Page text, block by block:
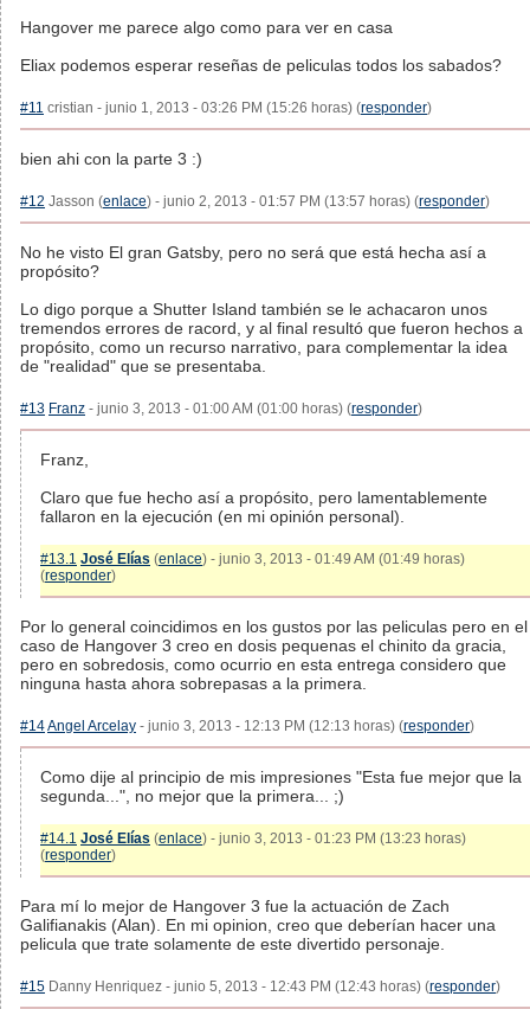
Hangover me parece algo como para ver en casa
Eliax podemos esperar reseñas de peliculas todos los sabados?
#11 cristian - junio 1, 2013 - 03:26 PM (15:26 horas) (responder)
bien ahi con la parte 3 :)
#12 Jasson (enlace) - junio 2, 2013 - 01:57 PM (13:57 horas) (responder)
No he visto El gran Gatsby, pero no será que está hecha así a
propósito?
Lo digo porque a Shutter Island también se le achacaron unos
tremendos errores de racord, y al final resultó que fueron hechos a
propósito, como un recurso narrativo, para complementar la idea
de "realidad" que se presentaba.
#13 Franz - junio 3, 2013 - 01:00 AM (01:00 horas) (responder)
Franz,
Claro que fue hecho así a propósito, pero lamentablemente
fallaron en la ejecución (en mi opinión personal).
#13.1 José Elías (enlace) - junio 3, 2013 - 01:49 AM (01:49 horas)
(responder)
Por lo general coincidimos en los gustos por las peliculas pero en el
caso de Hangover 3 creo en dosis pequenas el chinito da gracia,
pero en sobredosis, como ocurrio en esta entrega considero que
ninguna hasta ahora sobrepasas a la primera.
#14Angel Arcelay - junio 3, 2013 - 12:13 PM (12:13 horas) (responder)
Como dije al principio de mis impresiones "Esta fue mejor que la
segunda...", no mejor que la primera... ;)
#14.1 José Elías (enlace) - junio 3, 2013 - 01:23 PM (13:23 horas)
(responder)
Para mí lo mejor de Hangover 3 fue la actuación de Zach
Galifianakis (Alan). En mi opinion, creo que deberían hacer una
pelicula que trate solamente de este divertido personaje.
#15 Danny Henriquez - junio 5, 2013 - 12:43 PM (12:43 horas) (responder)